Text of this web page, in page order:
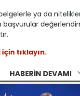
ya da
başvurular
tıklayın.
HABERİN DEVAMI